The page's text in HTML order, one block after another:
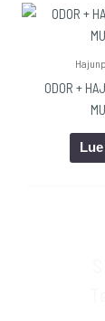
ODOR +